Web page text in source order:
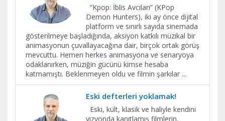
“Kpop: İblis Avcıları” (KPop
Demon Hunters), iki ay önce dijital
platform ve sınırlı sayıda sinemada
gösterilmeye başladığında, aksiyon katkılı müzikal bir
animasyonun çuvallayacağına dair, birçok ortak görüş
mevcuttu. Hemen herkes animasyona ve senaryoya
odaklanırken, müziğin gücünü kimse hesaba
katmamıştı. Beklenmeyen oldu ve filmin şarkılar ...
Eski defterleri yoklamak!
Eski, kült, klasik ve haliyle kendini
vizyonda kanıtlamış filmlerin,